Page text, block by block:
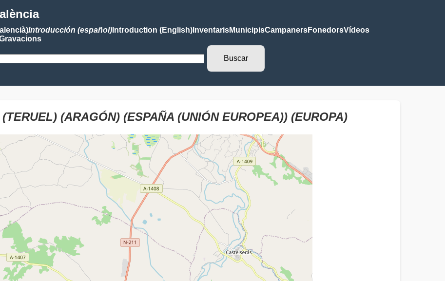
Introducción (español)Introduction (English)InventarisMunicipisCampanersFonedorsVídeos
(ARAGÓN) (ESPAÑA (UNIÓN EUROPEA)) (EUROPA)